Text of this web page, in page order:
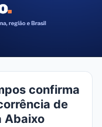
confirma
de
Abaixo